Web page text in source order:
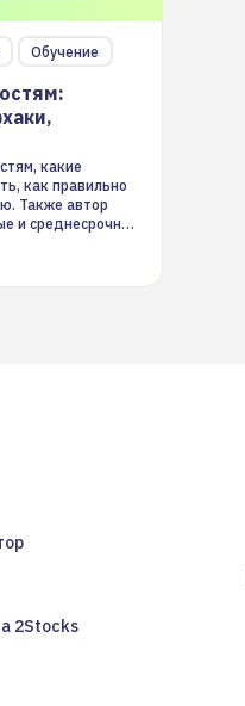
Обучение
какие
как правильно
Также автор
и среднесрочные
2Stocks